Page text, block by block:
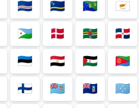
🇨🇻 🇨🇼 🇨🇽
🇨🇾
🇩🇯 🇩🇰 🇩🇲
🇩🇴
🇪🇪 🇪🇬 🇪🇭
🇪🇷
🇫🇮 🇫🇯 🇫🇰
🇫🇲